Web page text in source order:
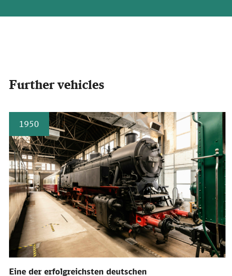
Further vehicles
1950
Eine der erfolgreichsten deutschen